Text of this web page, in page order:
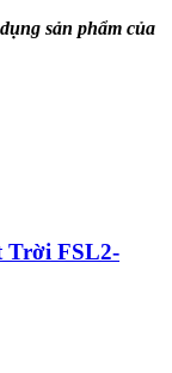
sản phẩm của
Trời FSL2-